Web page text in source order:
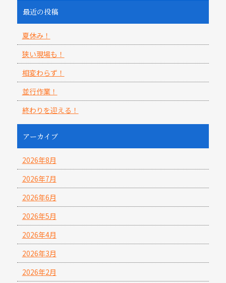
最近の投稿
夏休み！
狭い現場も！
相変わらず！
並行作業！
終わりを迎える！
アーカイブ
2026年8月
2026年7月
2026年6月
2026年5月
2026年4月
2026年3月
2026年2月